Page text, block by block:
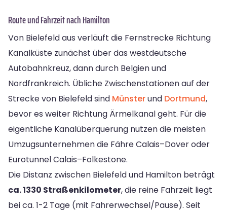
Route und Fahrzeit nach Hamilton
Von Bielefeld aus verläuft die Fernstrecke Richtung
Kanalküste zunächst über das westdeutsche
Autobahnkreuz, dann durch Belgien und
Nordfrankreich. Übliche Zwischenstationen auf der
Strecke von Bielefeld sind Münsterund Dortmund,
bevor es weiter Richtung Ärmelkanal geht. Für die
eigentliche Kanalüberquerung nutzen die meisten
Umzugsunternehmen die Fähre Calais–Dover oder
Eurotunnel Calais–Folkestone.
Die Distanz zwischen Bielefeld und Hamilton beträgt
ca. 1330 Straßenkilometer, die reine Fahrzeit liegt
bei ca. 1-2 Tage (mit Fahrerwechsel/Pause). Seit